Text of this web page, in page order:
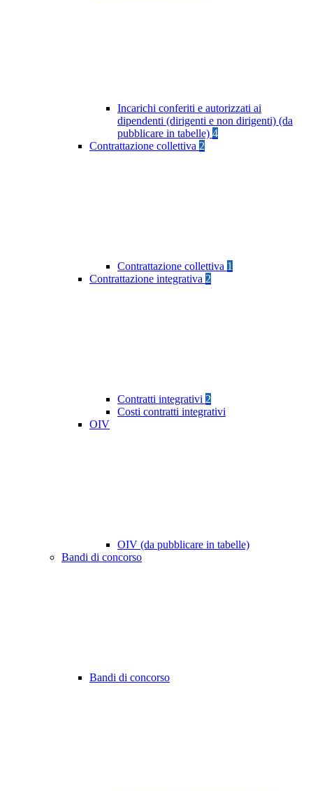
Incarichi conferiti e autorizzati ai
dipendenti (dirigenti e non dirigenti) (da
pubblicare in tabelle) 4
Contrattazione collettiva 2
Contrattazione collettiva 1
Contrattazione integrativa 2
Contratti integrativi 2
Costi contratti integrativi
OIV
OIV (da pubblicare in tabelle)
Bandi di concorso
Bandi di concorso